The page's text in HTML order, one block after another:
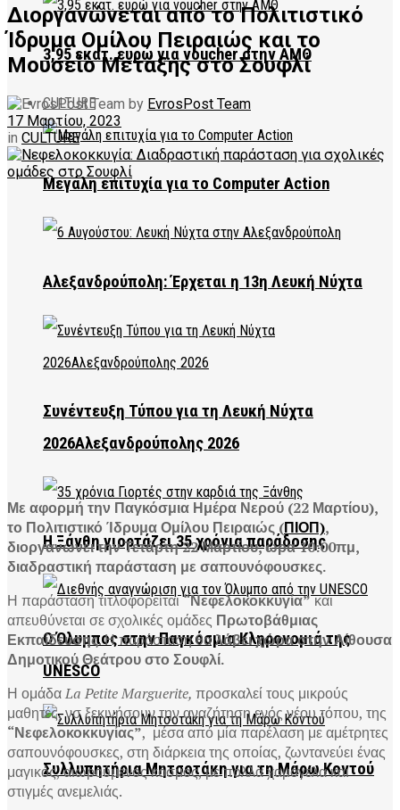
3,95 εκατ. ευρώ για voucher στην ΑΜΘ
CULTURE
Μεγάλη επιτυχία για το Computer Action
Αλεξανδρούπολη: Έρχεται η 13η Λευκή Νύχτα
Συνέντευξη Τύπου για τη Λευκή Νύχτα
2026Αλεξανδρούπολης 2026
Η Ξάνθη γιορτάζει 35 χρόνια παράδοσης
Ο Όλυμπος στην Παγκόσμια Κληρονομιά της
UNESCO
Συλλυπητήρια Μητσοτάκη για τη Μάρω Κοντού
Διοργανώνεται από το Πολιτιστικό
Ίδρυμα Ομίλου Πειραιώς και το
Μουσείο Μετάξης στο Σουφλί
by EvrosPost Team
17 Μαρτίου, 2023
in CULTURE
Με αφορμή την Παγκόσμια Ημέρα Νερού (22 Μαρτίου),
το Πολιτιστικό Ίδρυμα Ομίλου Πειραιώς (ΠΙΟΠ),
διοργανωνει την Τετάρτη 22 Μαρτίου, ώρα 10:00πμ,
διαδραστική παράσταση με σαπουνόφουσκες.
Η παράσταση τιτλοφορείται“Νεφελοκοκκυγία”και
απευθύνεται σε σχολικές ομάδες Πρωτοβάθμιας
Εκπαίδευσης. Η παράσταση θαλάβει χώρα στην Αίθουσα
Δημοτικού Θεάτρου στο Σουφλί.
Η ομάδαLa Petite Marguerite, προσκαλεί τους μικρούς
μαθητές, νσ ξεκινήσουν την αναζήτηση ενός νέου τόπου, της
“Νεφελοκοκκυγίας”, μέσα από μία παρέλαση με αμέτρητες
σαπουνόφουσκες, στη διάρκεια της οποίας, ζωντανεύει ένας
μαγικός, αιωρούμενος κόσμος, με πολλά χαμόγελα και
στιγμές ανεμελιάς.